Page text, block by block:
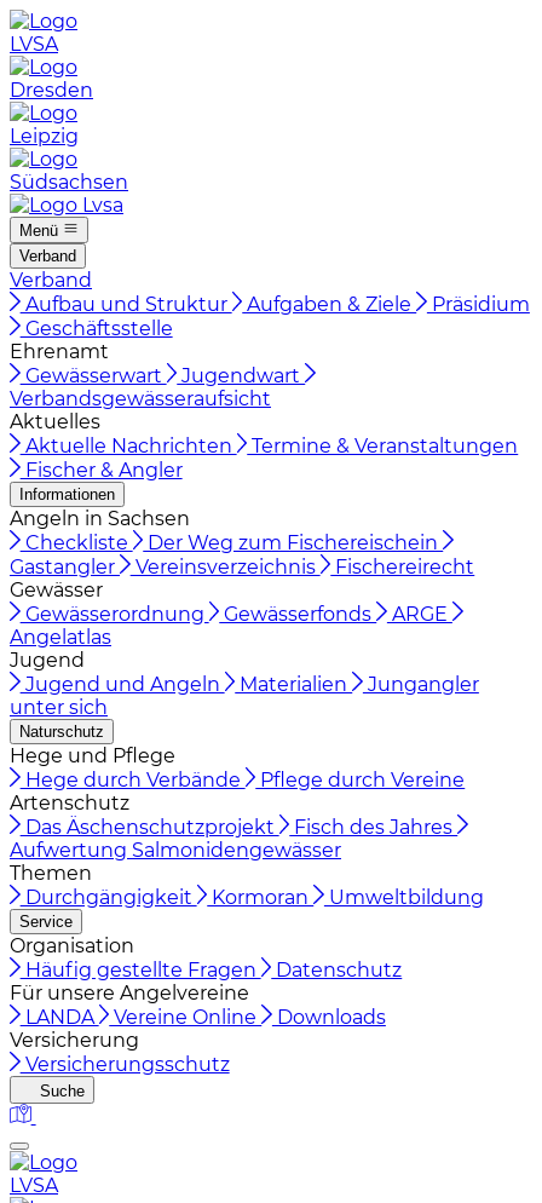
LVSA
Dresden
Leipzig
Südsachsen
Menü
Verband
Verband
Aufbau und Struktur
Aufgaben & Ziele Präsidium
Geschäftsstelle
Ehrenamt
Gewässerwart
Jugendwart
Verbandsgewässeraufsicht
Aktuelles
Aktuelle Nachrichten
Termine & Veranstaltungen
Fischer & Angler
Informationen
Angeln in Sachsen
Checkliste
Der Weg zum Fischereischein
Gastangler
Vereinsverzeichnis
Fischereirecht
Gewässer
Gewässerordnung
Gewässerfonds ARGE
Angelatlas
Jugend
Jugend und Angeln
Materialien Jungangler
unter sich
Naturschutz
Hege und Pflege
Hege durch Verbände
Pflege durch Vereine
Artenschutz
Das Äschenschutzprojekt
Fisch des Jahres
Aufwertung Salmonidengewässer
Themen
Durchgängigkeit
Kormoran Umweltbildung
Service
Organisation
Häufig gestellte Fragen
Datenschutz
Für unsere Angelvereine
LANDA
Vereine Online Downloads
Versicherung
Versicherungsschutz
Suche
LVSA